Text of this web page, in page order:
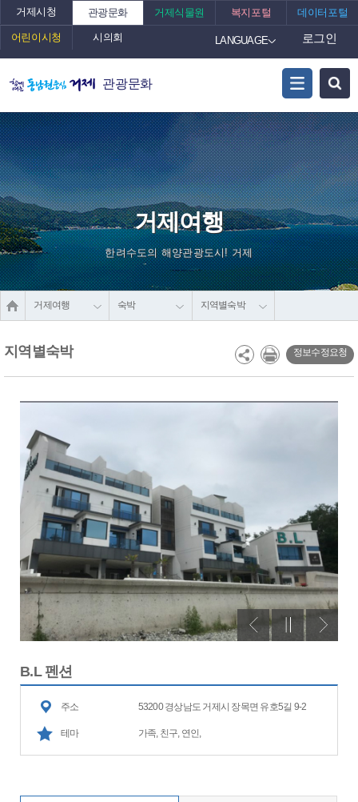
거제시청 관광문화 거제식물원 복지포털 데이터포털
어린이시청 시의회 LANGUAGE 로그인
관광문화
거제여행
한려수도의 해양관광도시! 거제
거제여행 숙박 지역별숙박
지역별숙박 정보수정요청
B.L 펜션
주소 53200 경상남도 거제시 장목면 유호5길 9-2
테마 가족, 친구, 연인,